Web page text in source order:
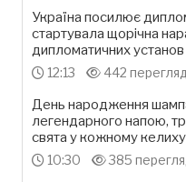
Україна посилює
стартувала щорічна
дипломатичних установ
12:13 442
День народження
легендарного напою,
свята у кожному келиху
10:30 385